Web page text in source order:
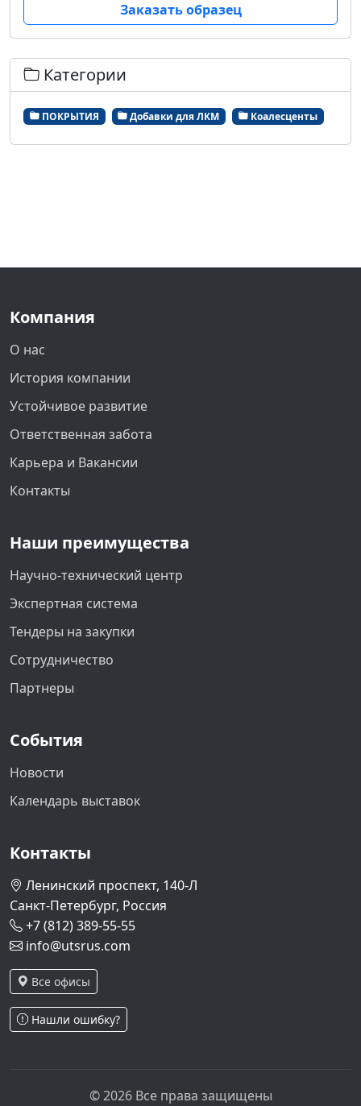
Заказать образец
Категории
ПОКРЫТИЯ Добавки для ЛКМ Коалесценты
Компания
О нас
История компании
Устойчивое развитие
Ответственная забота
Карьера и Вакансии
Контакты
Наши преимущества
Научно-технический центр
Экспертная система
Тендеры на закупки
Сотрудничество
Партнеры
События
Новости
Календарь выставок
Контакты
Ленинский проспект, 140-Л
Санкт-Петербург, Россия
+7 (812) 389-55-55
info@utsrus.com
Все офисы
Нашли ошибку?
© 2026 Все права защищены